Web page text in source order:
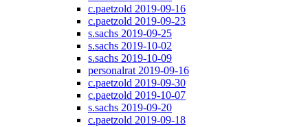
c.paetzold 2019-09-16
c.paetzold 2019-09-23
s.sachs 2019-09-25
s.sachs 2019-10-02
s.sachs 2019-10-09
personalrat 2019-09-16
c.paetzold 2019-09-30
c.paetzold 2019-10-07
s.sachs 2019-09-20
c.paetzold 2019-09-18